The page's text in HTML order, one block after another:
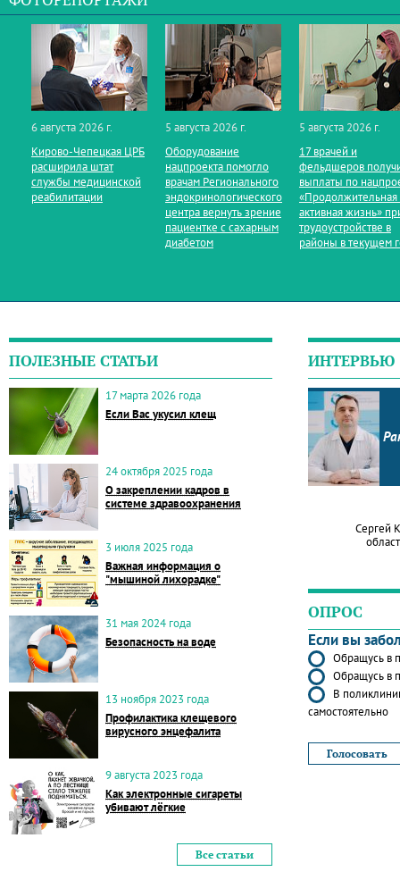
6 августа 2026 г.
Кирово‑Чепецкая ЦРБ
расширила штат
службы медицинской
реабилитации
5 августа 2026 г.
Оборудование
нацпроекта помогло
врачам Регионального
эндокринологического
центра вернуть зрение
пациентке с сахарным
диабетом
5 августа 2026 г.
17 врачей и
фельдшеров
выплаты по
«Продолжительная
активная жизнь»
трудоустройстве в
районы в текущем
ПОЛЕЗНЫЕ СТАТЬИ
17 марта 2026 года
Если Вас укусил клещ
24 октября 2025 года
О закреплении кадров в
системе здравоохранения
3 июля 2025 года
Важная информация о
"мышиной лихорадке"
31 мая 2024 года
Безопасность на воде
13 ноября 2023 года
Профилактика клещевого
вирусного энцефалита
9 августа 2023 года
Как электронные сигареты
убивают лёгкие
Все статьи
ИНТЕРВЬЮ
Сергей
ОПРОС
Если вы
Обращусь в
Обращусь в
В
самостоятельно